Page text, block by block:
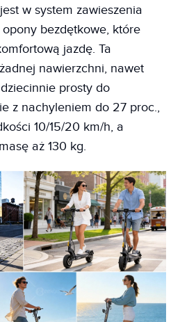
w system zawieszenia
bezdętkowe, które
jazdę. Ta
nawierzchni, nawet
prosty do
z nachyleniem do 27 proc.,
10/15/20 km/h, a
aż 130 kg.